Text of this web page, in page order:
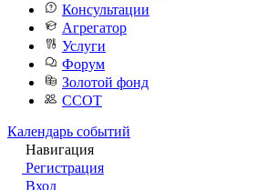
Консультации
Агрегатор
Услуги
Форум
Золотой фонд
ССОТ
Календарь событий
Навигация
Регистрация
Вход